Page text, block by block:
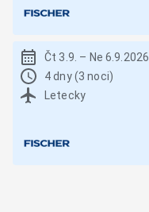
Čt 3.9. – Ne 6.9.2026
4 dny (3 noci)
Letecky